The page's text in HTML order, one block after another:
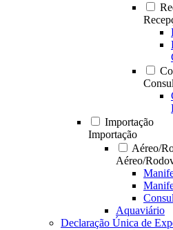
Importação
Importação
Aéreo/
Aéreo/
Aquaviário
Declaração Única de